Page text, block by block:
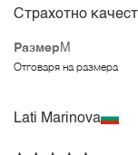
Размер M
Отговаря на размера
Страхотно
Lati Marinova